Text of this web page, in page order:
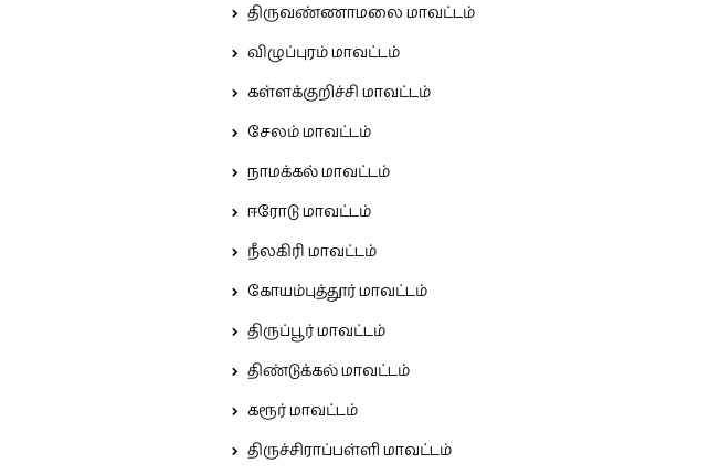
திருவண்ணாமலை மாவட்டம்
விழுப்புரம் மாவட்டம்
கள்ளக்குறிச்சி மாவட்டம்
சேலம் மாவட்டம்
நாமக்கல் மாவட்டம்
ஈரோடு மாவட்டம்
நீலகிரி மாவட்டம்
கோயம்புத்தூர் மாவட்டம்
திருப்பூர் மாவட்டம்
திண்டுக்கல் மாவட்டம்
கரூர் மாவட்டம்
திருச்சிராப்பள்ளி மாவட்டம்